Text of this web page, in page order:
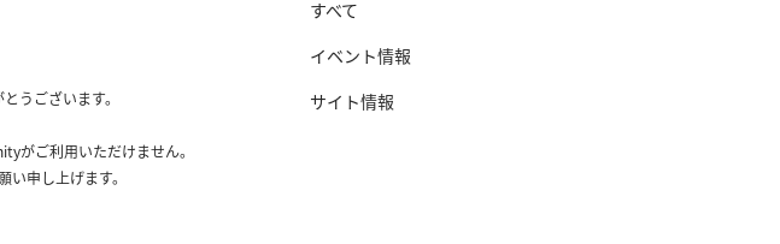
うございます。
がご利用いただけません。
申し上げます。
すべて
イベント情報
サイト情報